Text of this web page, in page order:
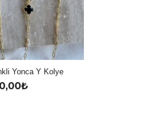
Yonca Y Kolye
₺